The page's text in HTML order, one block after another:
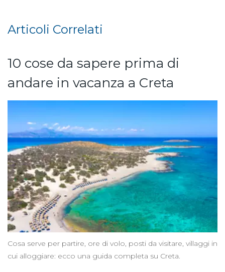
Articoli Correlati
10 cose da sapere prima di
andare in vacanza a Creta
Cosa serve per partire, ore di volo, posti da visitare, villaggi in
cui alloggiare: ecco una guida completa su Creta.